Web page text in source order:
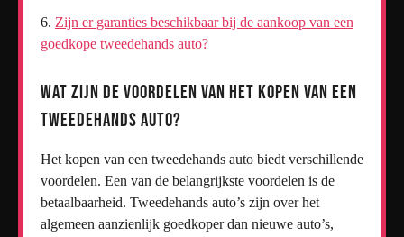
Zijn er garanties beschikbaar bij de aankoop van een
goedkope tweedehands auto?
Wat zijn de voordelen van het kopen van een
tweedehands auto?
Het kopen van een tweedehands auto biedt verschillende
voordelen. Een van de belangrijkste voordelen is de
betaalbaarheid. Tweedehands auto’s zijn over het
algemeen aanzienlijk goedkoper dan nieuwe auto’s,